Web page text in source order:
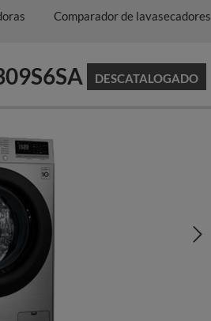
Comparador de lavasecadores
DESCATALOGADO